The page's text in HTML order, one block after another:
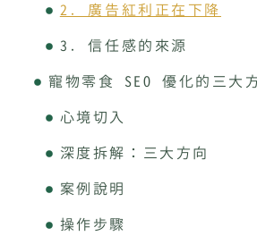
2. 廣告紅利正在下降
3. 信任感的來源
寵物零食 SEO 優化的三大
心境切入
深度拆解：三大方向
案例說明
操作步驟